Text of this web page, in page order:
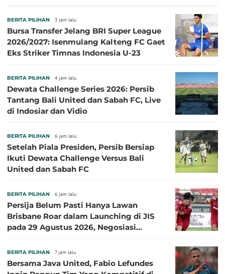
BERITA PILIHAN 3 jam lalu
Bursa Transfer Jelang BRI Super League
2026/2027: Isenmulang Kalteng FC Gaet
Eks Striker Timnas Indonesia U-23
BERITA PILIHAN 4 jam lalu
Dewata Challenge Series 2026: Persib
Tantang Bali United dan Sabah FC, Live
di Indosiar dan Vidio
BERITA PILIHAN 6 jam lalu
Setelah Piala Presiden, Persib Bersiap
Ikuti Dewata Challenge Versus Bali
United dan Sabah FC
BERITA PILIHAN 6 jam lalu
Persija Belum Pasti Hanya Lawan
Brisbane Roar dalam Launching di JIS
pada 29 Agustus 2026, Negosiasi
BERITA PILIHAN 7 jam lalu
Bersama Java United, Fabio Lefundes